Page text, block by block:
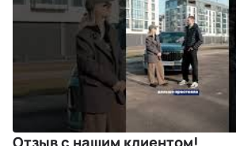
Отзыв с нашим клиентом!